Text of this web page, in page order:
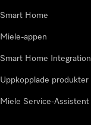
Smart Home
Miele-appen
Smart Home Integration
Uppkopplade produkter
Miele Service-Assistent